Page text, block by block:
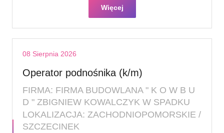
Więcej
08 Sierpnia 2026
Operator podnośnika (k/m)
FIRMA: FIRMA BUDOWLANA " K O W B U
D " ZBIGNIEW KOWALCZYK W SPADKU
LOKALIZACJA: ZACHODNIOPOMORSKIE /
SZCZECINEK